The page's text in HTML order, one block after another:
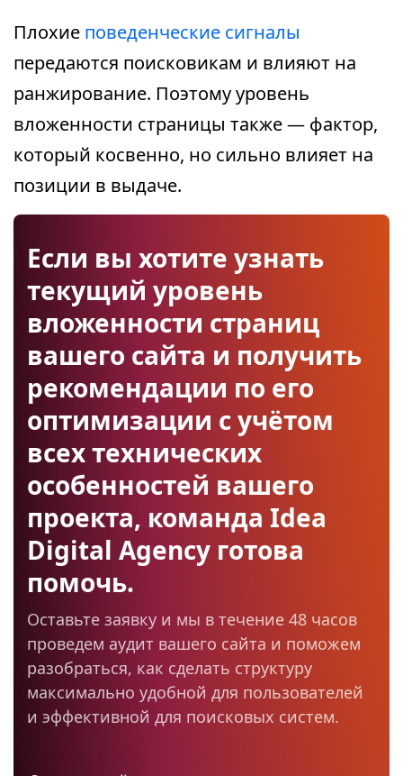
Плохие поведенческие сигналы
передаются поисковикам и влияют на
ранжирование. Поэтому уровень
вложенности страницы также — фактор,
который косвенно, но сильно влияет на
позиции в выдаче.
Если вы хотите узнать
текущий уровень
вложенности страниц
вашего сайта и получить
рекомендации по его
оптимизации с учётом
всех технических
особенностей вашего
проекта, команда Idea
Digital Agency готова
помочь.
Оставьте заявку и мы в течение 48 часов
проведем аудит вашего сайта и поможем
разобраться, как сделать структуру
максимально удобной для пользователей
и эффективной для поисковых систем.